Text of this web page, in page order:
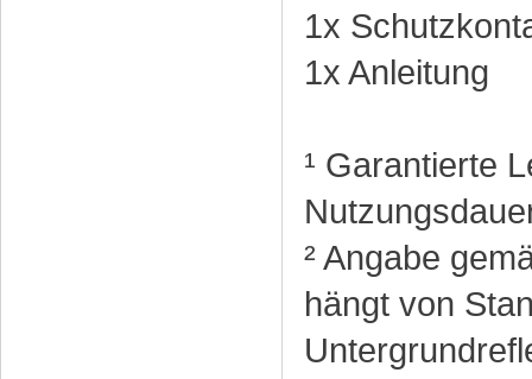
1x
1x Anleitung
¹ Garantierte
² Angabe
hängt von